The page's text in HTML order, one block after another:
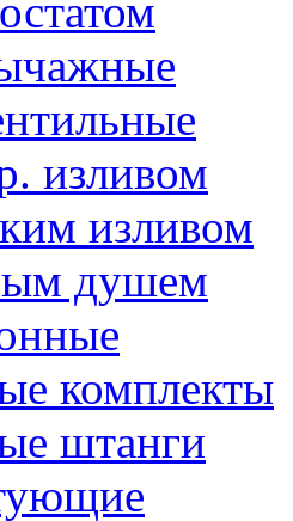
изливом
изливом
душем
комплекты
штанги